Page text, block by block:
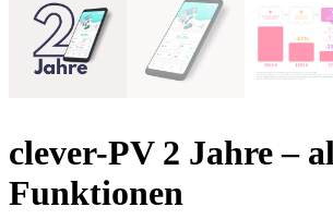
clever-PV 2 Jahre –
Funktionen